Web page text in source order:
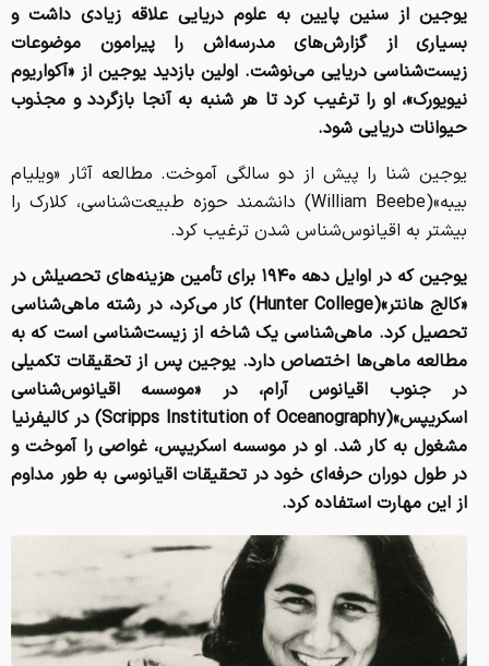
یوجین از سنین پایین به علوم دریایی علاقه زیادی داشت و
بسیاری از گزارش‌های مدرسه‌اش را پیرامون موضوعات
زیست‌شناسی دریایی می‌نوشت. اولین بازدید یوجین از «آکواریوم
نیویورک»، او را ترغیب کرد تا هر شنبه به آنجا بازگردد و مجذوب
حیوانات دریایی شود.
یوجین شنا را پیش از دو سالگی آموخت. مطالعه آثار «ویلیام
بیبه»(William Beebe) دانشمند حوزه طبیعت‌شناسی، کلارک را
بیشتر به اقیانوس‌شناس شدن ترغیب کرد.
یوجین که در اوایل دهه ۱۹۴۰ برای تأمین هزینه‌های تحصیلش در
«کالج هانتر»(Hunter College) کار می‌کرد، در رشته ماهی‌شناسی
تحصیل کرد. ماهی‌شناسی یک شاخه‌ از زیست‌شناسی است که به
مطالعه ماهی‌ها اختصاص دارد. یوجین پس از تحقیقات تکمیلی
در جنوب اقیانوس آرام، در «موسسه اقیانوس‌شناسی
اسکریپس»(Scripps Institution of Oceanography) در کالیفرنیا
مشغول به کار شد. او در موسسه اسکریپس، غواصی را آموخت و
در طول دوران حرفه‌ای خود در تحقیقات اقیانوسی به طور مداوم
از این مهارت استفاده کرد.